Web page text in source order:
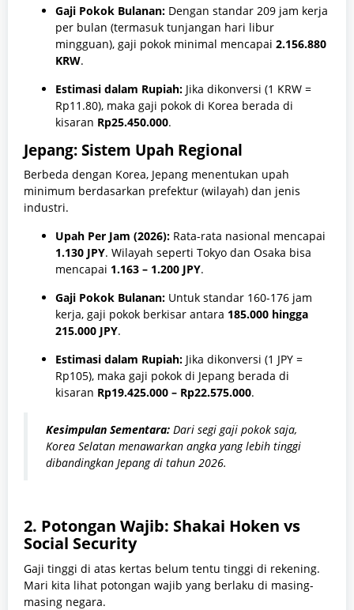
Gaji Pokok Bulanan: Dengan standar 209 jam kerja
per bulan (termasuk tunjangan hari libur
mingguan), gaji pokok minimal mencapai 2.156.880
KRW.
Estimasi dalam Rupiah: Jika dikonversi (1 KRW =
Rp11.80), maka gaji pokok di Korea berada di
kisaran Rp25.450.000.
Jepang: Sistem Upah Regional
Berbeda dengan Korea, Jepang menentukan upah
minimum berdasarkan prefektur (wilayah) dan jenis
industri.
Upah Per Jam (2026): Rata-rata nasional mencapai
1.130 JPY. Wilayah seperti Tokyo dan Osaka bisa
mencapai 1.163 – 1.200 JPY.
Gaji Pokok Bulanan: Untuk standar 160-176 jam
kerja, gaji pokok berkisar antara 185.000 hingga
215.000 JPY.
Estimasi dalam Rupiah: Jika dikonversi (1 JPY =
Rp105), maka gaji pokok di Jepang berada di
kisaran Rp19.425.000 – Rp22.575.000.
Kesimpulan Sementara: Dari segi gaji pokok saja,
Korea Selatan menawarkan angka yang lebih tinggi
dibandingkan Jepang di tahun 2026.
2. Potongan Wajib: Shakai Hoken vs
Social Security
Gaji tinggi di atas kertas belum tentu tinggi di rekening.
Mari kita lihat potongan wajib yang berlaku di masing-
masing negara.